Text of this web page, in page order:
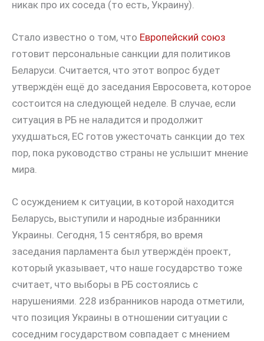
никак про их соседа (то есть, Украину).
Стало известно о том, что Европейский союз
готовит персональные санкции для политиков
Беларуси. Считается, что этот вопрос будет
утверждён ещё до заседания Евросовета, которое
состоится на следующей неделе. В случае, если
ситуация в РБ не наладится и продолжит
ухудшаться, ЕС готов ужесточать санкции до тех
пор, пока руководство страны не услышит мнение
мира.
С осуждением к ситуации, в которой находится
Беларусь, выступили и народные избранники
Украины. Сегодня, 15 сентября, во время
заседания парламента был утверждён проект,
который указывает, что наше государство тоже
считает, что выборы в РБ состоялись с
нарушениями. 228 избранников народа отметили,
что позиция Украины в отношении ситуации с
соседним государством совпадает с мнением